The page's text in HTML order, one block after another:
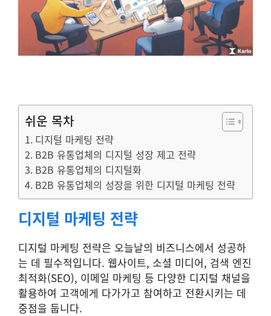
쉬운 목차
디지털 마케팅 전략
B2B 유통업체의 디지털 성장 제고 전략
B2B 유통업체의 디지털화
B2B 유통업체의 성장을 위한 디지털 마케팅 전략
디지털 마케팅 전략
디지털 마케팅 전략은 오늘날의 비즈니스에서 성공하
는 데 필수적입니다. 웹사이트, 소셜 미디어, 검색 엔진
최적화(SEO), 이메일 마케팅 등 다양한 디지털 채널을
활용하여 고객에게 다가가고 참여하고 전환시키는 데
중점을 둡니다.